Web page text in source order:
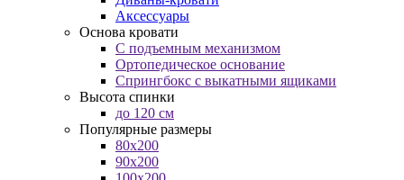
Аксессуары
Основа кровати
С подъемным механизмом
Ортопедическое основание
Спрингбокс с выкатными ящиками
Высота спинки
до 120 см
Популярные размеры
80x200
90x200